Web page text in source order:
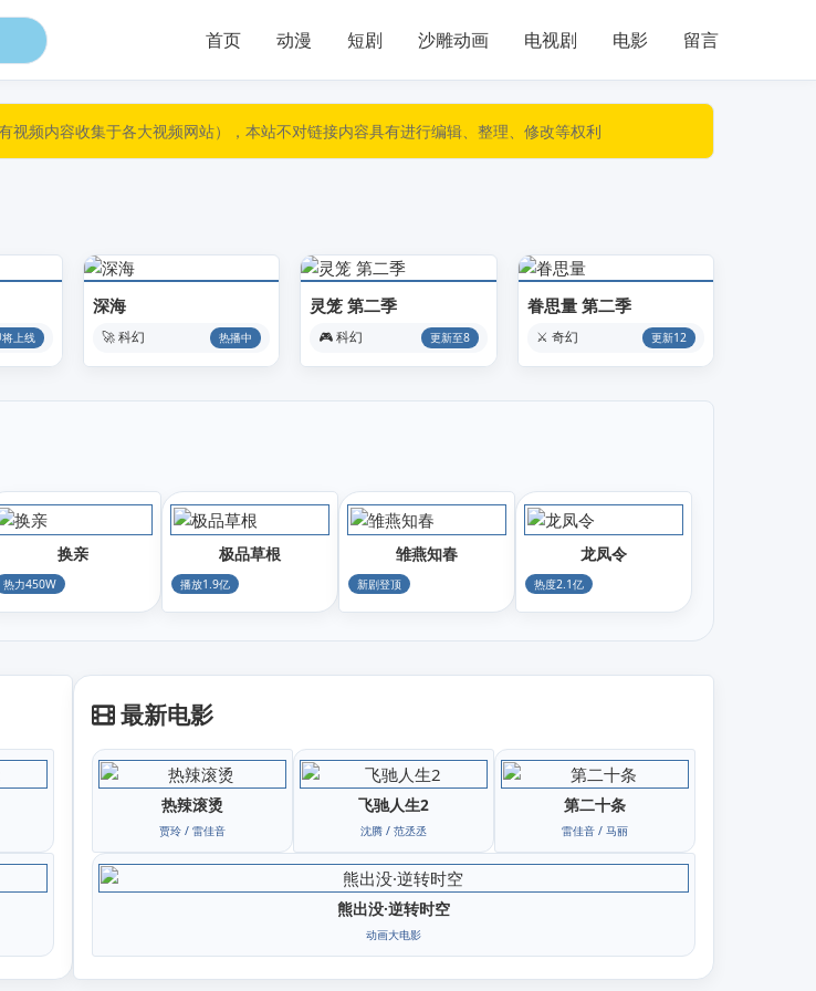
首页 动漫 短剧 沙雕动画 电视剧 电影 留言
频内容收集于各大视频网站），本站不对链接内容具有进行编辑、整理、修改等权利
上线
深海
🚀 科幻 热播中
灵笼 第二季
🎮 科幻 更新至8
眷思量 第二季
⚔️ 奇幻 更新12
换亲
热力450W
极品草根
播放1.9亿
雏燕知春
新剧登顶
龙凤令
热度2.1亿
最新电影
热辣滚烫
贾玲 / 雷佳音
飞驰人生2
沈腾 / 范丞丞
第二十条
雷佳音 / 马丽
熊出没·逆转时空
动画大电影